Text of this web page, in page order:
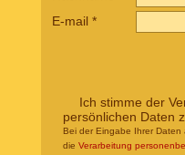
E-mail *
Ich stimme der
persönlichen Daten
Bei der Eingabe Ihrer Daten
die Verarbeitung